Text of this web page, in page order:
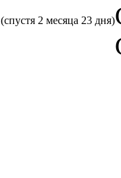
(спустя 2 месяца 23 дня)